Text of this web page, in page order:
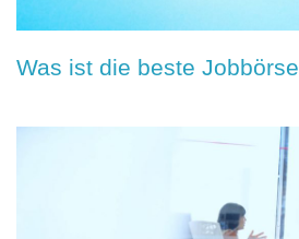
Was ist die beste